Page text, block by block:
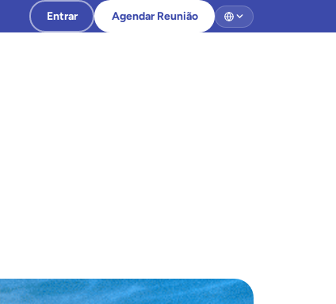
Entrar Agendar Reunião